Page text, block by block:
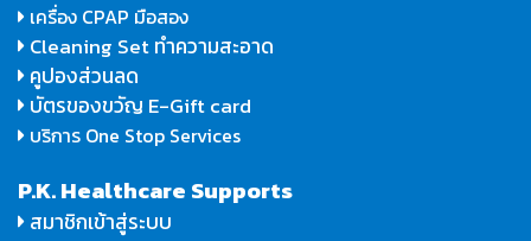
เครื่อง CPAP มือสอง
Cleaning Set ทำความสะอาด
คูปองส่วนลด
บัตรของขวัญ E-Gift card
บริการ One Stop Services
P.K. Healthcare Supports
สมาชิกเข้าสู่ระบบ